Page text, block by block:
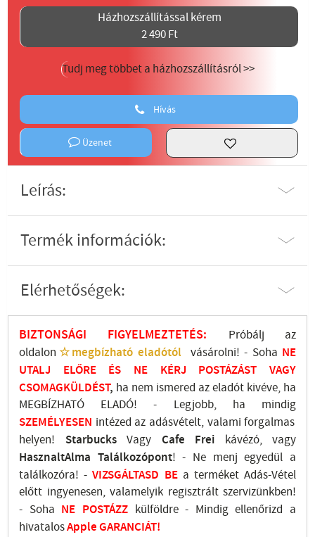
Házhozszállítással kérem
2 490 Ft
Tudj meg többet a házhozszállításról >>
Hívás
Üzenet
Leírás:
Termék információk:
Elérhetőségek:
BIZTONSÁGI FIGYELMEZTETÉS:
Próbálj az
oldalon ☆megbízható eladótól vásárolni! - Soha NE
UTALJ ELŐRE ÉS NE KÉRJ POSTÁZÁST VAGY
CSOMAGKÜLDÉST, ha nem ismered az eladót kivéve, ha
MEGBÍZHATÓ ELADÓ! - Legjobb, ha mindig
SZEMÉLYESEN intézed az adásvételt, valami forgalmas
helyen! StarbucksVagy Cafe Frei kávézó, vagy
HasznaltAlma Találkozópont! - Ne menj egyedül a
találkozóra! - VIZSGÁLTASD BEa terméket Adás-Vétel
előtt ingyenesen, valamelyik regisztrált szervizünkben!
- Soha NE POSTÁZZ külföldre- Mindig ellenőrizd a
hivatalosApple GARANCIÁT!